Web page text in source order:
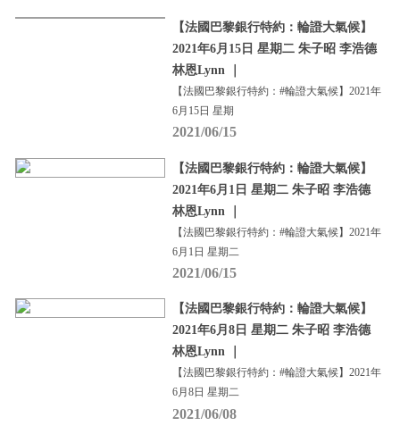
【法國巴黎銀行特約：輪證大氣候】
2021年6月15日 星期二 朱子昭 李浩德
林恩Lynn ｜
【法國巴黎銀行特約：#輪證大氣候】2021年
6月15日 星期
2021/06/15
【法國巴黎銀行特約：輪證大氣候】
2021年6月1日 星期二 朱子昭 李浩德
林恩Lynn ｜
【法國巴黎銀行特約：#輪證大氣候】2021年
6月1日 星期二
2021/06/15
【法國巴黎銀行特約：輪證大氣候】
2021年6月8日 星期二 朱子昭 李浩德
林恩Lynn ｜
【法國巴黎銀行特約：#輪證大氣候】2021年
6月8日 星期二
2021/06/08